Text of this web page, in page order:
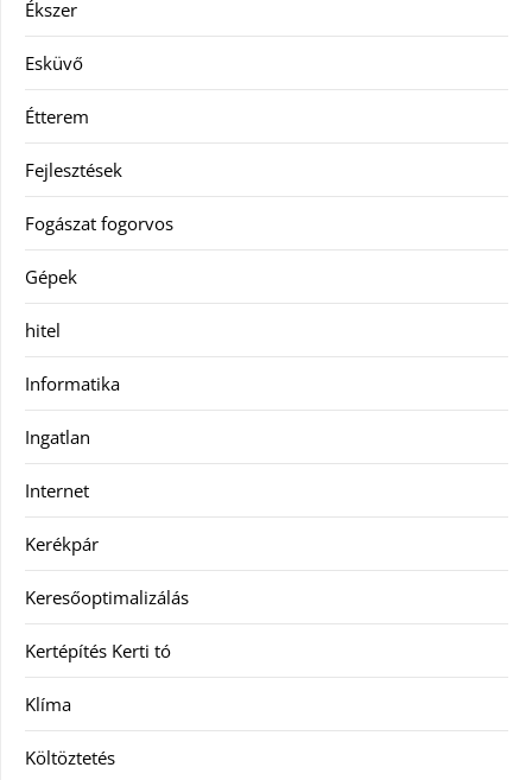
Ékszer
Esküvő
Étterem
Fejlesztések
Fogászat fogorvos
Gépek
hitel
Informatika
Ingatlan
Internet
Kerékpár
Keresőoptimalizálás
Kertépítés Kerti tó
Klíma
Költöztetés